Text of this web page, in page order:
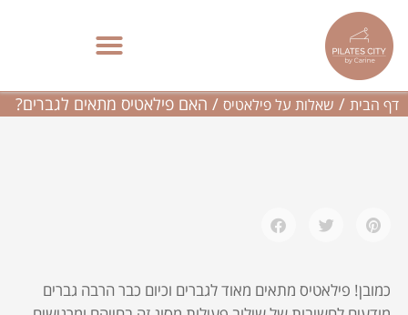
לתוכן
האם פילאטיס מתאים לגברים?
דף הבית / שאלות על פילאטיס / האם פילאטיס מתאים לגברים?
כמובן! פילאטיס מתאים מאוד לגברים וכיום כבר הרבה גברים